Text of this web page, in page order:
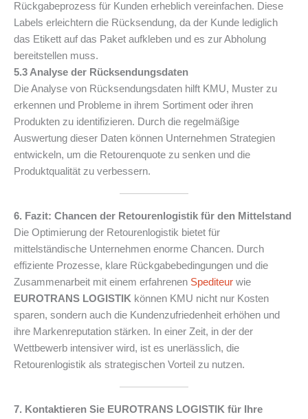
Rückgabeprozess für Kunden erheblich vereinfachen. Diese
Labels erleichtern die Rücksendung, da der Kunde lediglich
das Etikett auf das Paket aufkleben und es zur Abholung
bereitstellen muss.
5.3 Analyse der Rücksendungsdaten
Die Analyse von Rücksendungsdaten hilft KMU, Muster zu
erkennen und Probleme in ihrem Sortiment oder ihren
Produkten zu identifizieren. Durch die regelmäßige
Auswertung dieser Daten können Unternehmen Strategien
entwickeln, um die Retourenquote zu senken und die
Produktqualität zu verbessern.
6. Fazit: Chancen der Retourenlogistik für den Mittelstand
Die Optimierung der Retourenlogistik bietet für
mittelständische Unternehmen enorme Chancen. Durch
effiziente Prozesse, klare Rückgabebedingungen und die
Zusammenarbeit mit einem erfahrenen Spediteur wie
EUROTRANS LOGISTIK können KMU nicht nur Kosten
sparen, sondern auch die Kundenzufriedenheit erhöhen und
ihre Markenreputation stärken. In einer Zeit, in der der
Wettbewerb intensiver wird, ist es unerlässlich, die
Retourenlogistik als strategischen Vorteil zu nutzen.
7. Kontaktieren Sie EUROTRANS LOGISTIK für Ihre